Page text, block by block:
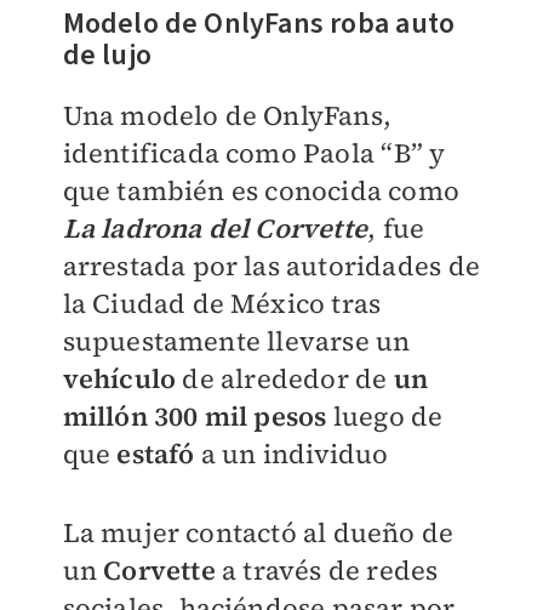
Modelo de OnlyFans roba auto
de lujo
Una modelo de OnlyFans,
identificada como Paola “B” y
que también es conocida como
La ladrona del Corvette, fue
arrestada por las autoridades de
la Ciudad de México tras
supuestamente llevarse un
vehículo de alrededor de un
millón 300 mil pesos luego de
que estafó a un individuo
La mujer contactó al dueño de
un Corvette a través de redes